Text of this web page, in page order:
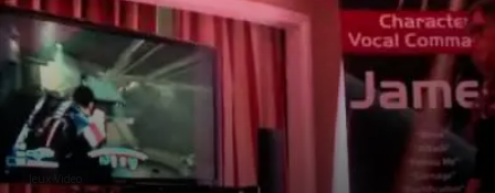
Jeux Video